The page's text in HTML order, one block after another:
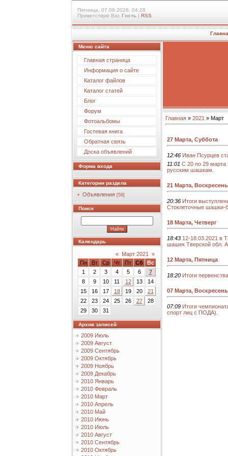
Пятница, 07.08.2026, 04:28
Приветствую Вас Гость | RSS
Меню сайта
Главная страница
Информация о сайте
Каталог файлов
Каталог статей
Блог
Форум
Фотоальбомы
Гостевая книга
Обратная связь
Доска объявлений
Форма входа
Категории раздела
Объявления [59]
Поиск
Календарь
« Март 2021
»
Пн
Вт Ср Чт Пт Сб
Вс
1
2 3 4 5 6
7
8
9 10 11 12 13
14
15
16 17 18 19 20
21
22
23 24 25 26 27
28
29
30 31
Архив записей
2009 Июль
2009 Август
2009 Сентябрь
2009 Октябрь
2009 Ноябрь
2009 Декабрь
2010 Январь
2010 Февраль
2010 Март
2010 Апрель
2010 Май
2010 Июнь
2010 Июль
2010 Август
2010 Сентябрь
2010 Октябрь
Главная » 2021 » Март
27 Марта, Суббота
12:46 Иван Псурцев
11:01 С 20 по 29 марта
русским шашкам.
21 Марта,
20:36 Итоги
Стоклеточные шашки-
18 Марта, Четверг
18:43 12-18.03.2021 в
шашек Тверской обл.
12 Марта, Пятница
18:20 Итоги
07 Марта,
07:09 Итоги
спорт лиц с ПОДА).